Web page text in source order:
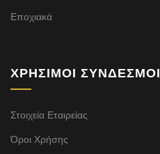
Εποχιακά
ΧΡΉΣΙΜΟΙ ΣΎΝΔΕΣΜΟΙ
Στοιχεία Εταιρείας
Όροι Χρήσης